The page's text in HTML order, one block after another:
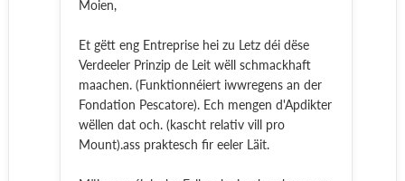
Moien,
Et gëtt eng Entreprise hei zu Letz déi dëse
Verdeeler Prinzip de Leit wëll schmackhaft
maachen. (Funktionnéiert iwwregens an der
Fondation Pescatore). Ech mengen d'Apdikter
wëllen dat och. (kascht relativ vill pro
Mount).ass praktesch fir eeler Läit.